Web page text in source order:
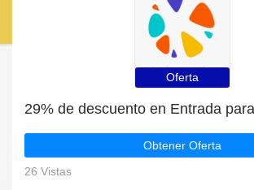
Oferta
Obtener Oferta
26 Vistas